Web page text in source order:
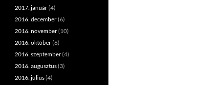
2017. január(4)
2016. december(6)
2016. november(10)
2016. október(6)
2016. szeptember(4)
2016. augusztus(3)
2016. július(4)